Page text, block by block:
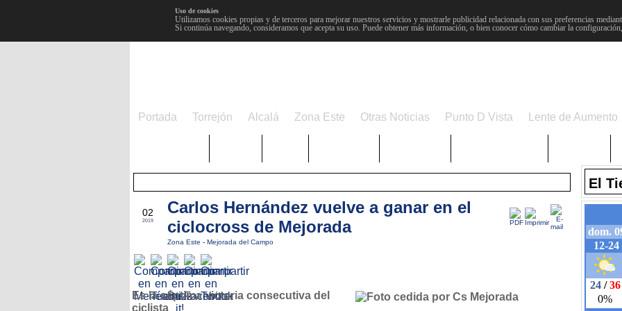
Uso de cookies
Utilizamos cookies propias y de terceros para mejorar nuestros servicios y mostrarle publicidad relacionada con sus preferencias
Si continúa navegando, consideramos que acepta su uso. Puede obtener más información, o bien conocer cómo cambiar la
Portada Torrejón Alcalá Zona Este Otras Noticias Punto D Vista Lente de Aumento
02
2019
Carlos Hernández vuelve a ganar en el
ciclocross de Mejorada
Zona Este - Mejorada del Campo
Es la séptima victoria consecutiva del
ciclista
El